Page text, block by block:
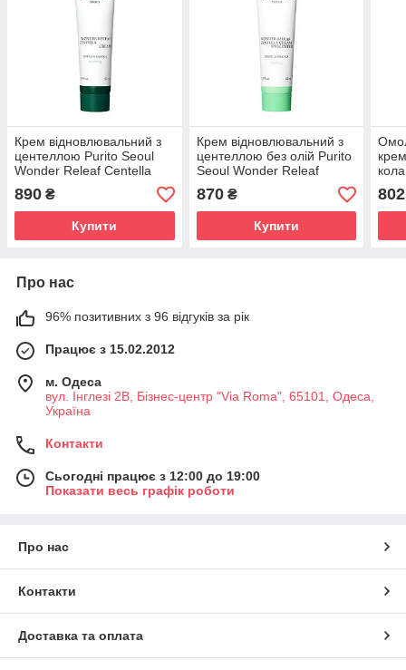
Крем відновлювальний з
центеллою Purito Seoul
Wonder Releaf Centella
890 ₴
Купити
Крем відновлювальний з
центеллою без олій Purito
Seoul Wonder Releaf
Centella Cream Unscented
50 ml
870₴
Купити
802
Про нас
96% позитивних з 96 відгуків за рік
Працює з 15.02.2012
м. Одеса
вул. Інглезі 2В, Бізнес-центр "Via Roma", 65101, Одеса,
Україна
Контакти
Сьогодні працює з 12:00 до 19:00
Показати весь графік роботи
Про нас
Контакти
Доставка та оплата